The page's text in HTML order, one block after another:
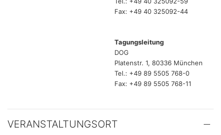
Fax: +49 40 325092-44
Tagungsleitung
DOG
Platenstr. 1, 80336 München
Tel.: +49 89 5505 768-0
Fax: +49 89 5505 768-11
VERANSTALTUNGSORT